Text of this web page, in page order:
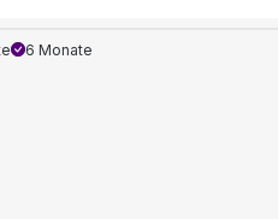
6 Monate